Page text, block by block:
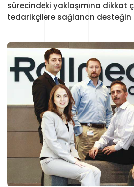
sürecindeki yaklaşımına dikkat
tedarikçilere sağlanan desteğin